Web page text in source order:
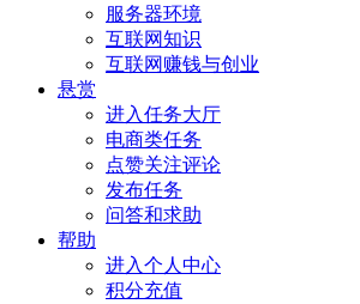
服务器环境
互联网知识
互联网赚钱与创业
悬赏
进入任务大厅
电商类任务
点赞关注评论
发布任务
问答和求助
帮助
进入个人中心
积分充值